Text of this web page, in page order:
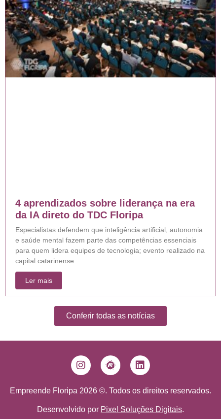
4 aprendizados sobre liderança na era
da IA direto do TDC Floripa
Especialistas defendem que inteligência artificial, autonomia
e saúde mental fazem parte das competências essenciais
para quem lidera equipes de tecnologia; evento realizado na
capital catarinense
Ler mais
Conferir todas as notícias
Empreende Floripa 2026 ©. Todos os direitos reservados.
Desenvolvido por Pixel Soluções Digitais.